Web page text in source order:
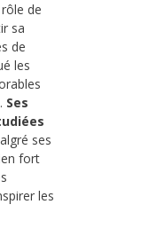
de
sa
de
les
Ses
ses
fort
les